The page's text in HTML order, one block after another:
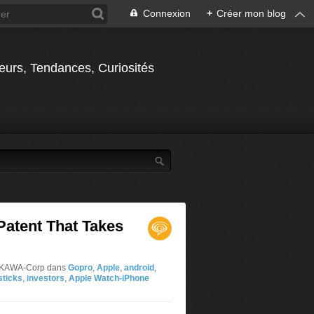
Connexion + Créer mon blog
Tendances, Curiosités
That Takes
Corp dans Gopro, Apple, android ,
, investors, Apple Watch-iPhone